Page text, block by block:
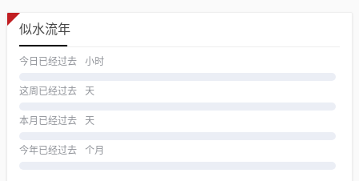
似水流年
今日已经过去 小时
这周已经过去 天
本月已经过去 天
今年已经过去 个月